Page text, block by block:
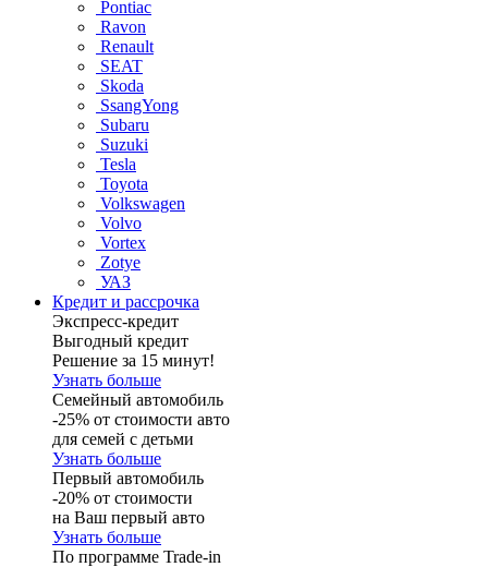
Pontiac
Ravon
Renault
SEAT
Skoda
SsangYong
Subaru
Suzuki
Tesla
Toyota
Volkswagen
Volvo
Vortex
Zotye
УАЗ
Кредит и рассрочка
Экспресс-кредит
Выгодный кредит
Решение за 15 минут!
Узнать больше
Семейный автомобиль
-25% от стоимости авто
для семей с детьми
Узнать больше
Первый автомобиль
-20% от стоимости
на Ваш первый авто
Узнать больше
По программе Trade-in